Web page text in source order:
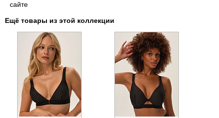
сайте
Ещё товары из этой коллекции